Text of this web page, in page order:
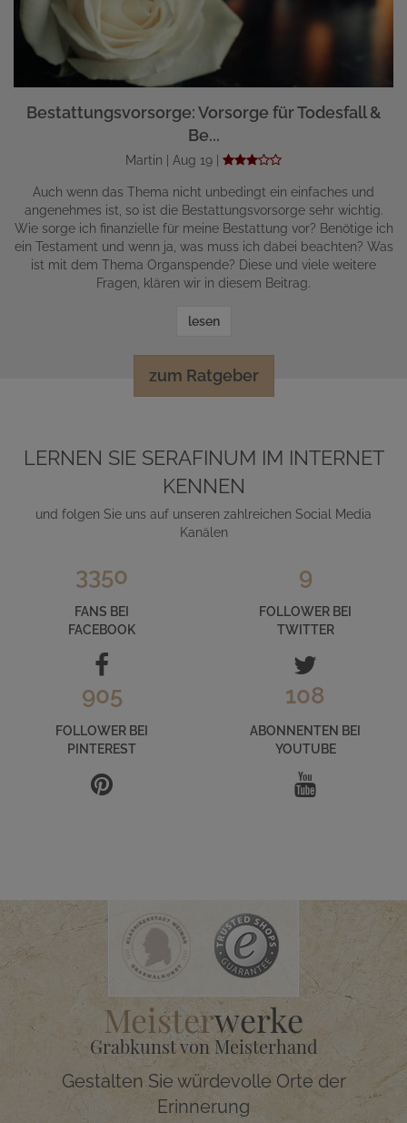
Bestattungsvorsorge: Vorsorge für Todesfall &
Be...
Martin | Aug 19 |
Auch wenn das Thema nicht unbedingt ein einfaches und
angenehmes ist, so ist die Bestattungsvorsorge sehr wichtig.
Wie sorge ich finanzielle für meine Bestattung vor? Benötige ich
ein Testament und wenn ja, was muss ich dabei beachten? Was
ist mit dem Thema Organspende? Diese und viele weitere
Fragen, klären wir in diesem Beitrag.
lesen
zum Ratgeber
LERNEN SIE SERAFINUM IM INTERNET
KENNEN
und folgen Sie uns auf unseren zahlreichen Social Media
Kanälen
3350
FANS BEI
FACEBOOK
9
FOLLOWER BEI
TWITTER
905
FOLLOWER BEI
PINTEREST
108
ABONNENTEN BEI
YOUTUBE
Meisterwerke
Grabkunst von Meisterhand
Gestalten Sie würdevolle Orte der
Erinnerung